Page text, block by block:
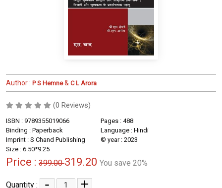
Author : P S Hemne& C L Arora
(0 Reviews)
ISBN : 9789355019066
Pages : 488
Binding : Paperback
Language : Hindi
Imprint : S Chand Publishing
© year : 2023
Size : 6.50*9.25
Price : 399.00319.20 You save 20%
Quantity : - +